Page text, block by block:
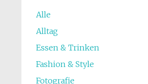
Alle
Alltag
Essen & Trinken
Fashion & Style
Fotografie